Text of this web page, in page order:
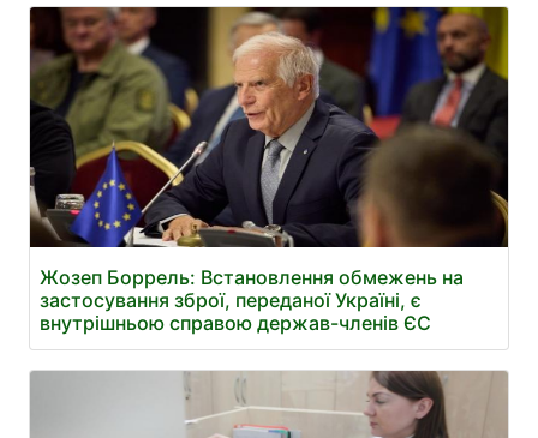
Жозеп Боррель: Встановлення обмежень на
застосування зброї, переданої Україні, є
внутрішньою справою держав-членів ЄС